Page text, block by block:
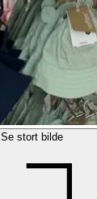
Se stort bilde